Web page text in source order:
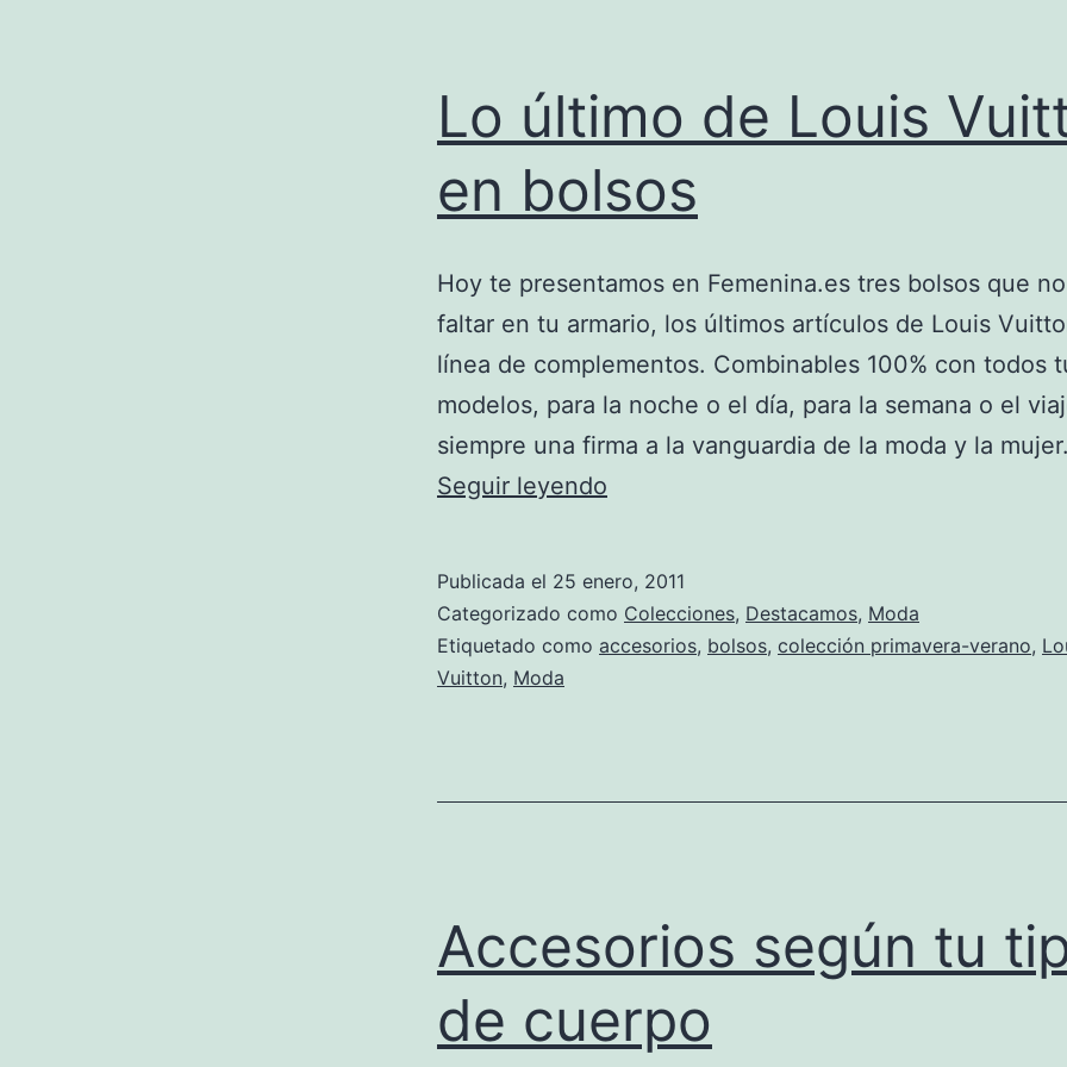
Lo último de Louis
en bolsos
Hoy te presentamos en Femenina.es tres bolsos que
faltar en tu armario, los últimos artículos de Louis
línea de complementos. Combinables 100% con todos
modelos, para la noche o el día, para la semana o el
siempre una firma a la vanguardia de la moda y la
Seguir leyendo
Louis
Vuitton
Publicada el 25 enero, 2011
Categorizado como Colecciones, Destacamos, Moda
Etiquetado como accesorios, bolsos, colección primavera-verano,
Vuitton, Moda
Accesorios según tu
de cuerpo